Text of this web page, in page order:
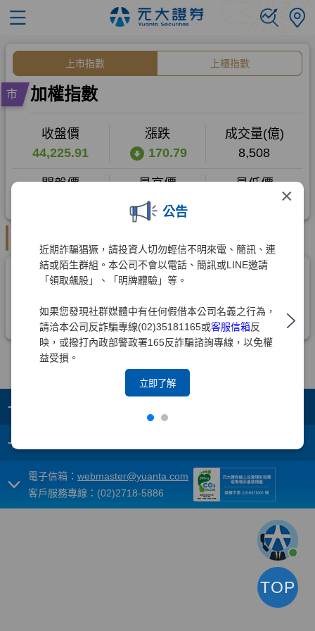
×
公告
近期詐騙猖獗，請投資人切勿輕信不明來電、簡訊、連
結或陌生群組。本公司不會以電話、簡訊或LINE邀請
「領取飆股」、「明牌體驗」等。
如果您發現社群媒體中有任何假借本公司名義之行為，
請洽本公司反詐騙專線(02)35181165或客服信箱反
映，或撥打內政部警政署165反詐騙諮詢專線，以免權
益受損。
立即了解
+
+
電子信箱： webmaster@yuanta.com
客戶服務專線：(02)2718-5886
TOP